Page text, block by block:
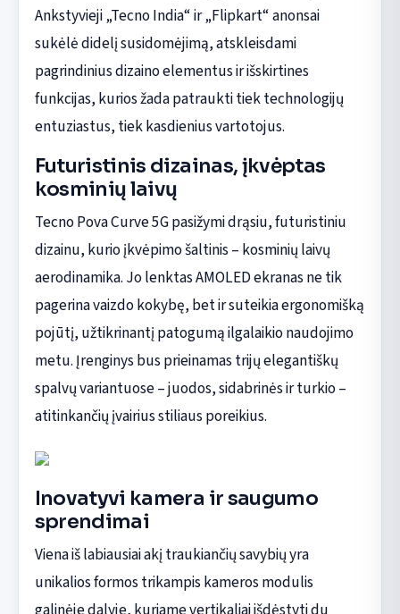
Ankstyvieji „Tecno India“ ir „Flipkart“ anonsai
sukėlė didelį susidomėjimą, atskleisdami
pagrindinius dizaino elementus ir išskirtines
funkcijas, kurios žada patraukti tiek technologijų
entuziastus, tiek kasdienius vartotojus.
Futuristinis dizainas, įkvėptas
kosminių laivų
Tecno Pova Curve 5G pasižymi drąsiu, futuristiniu
dizainu, kurio įkvėpimo šaltinis – kosminių laivų
aerodinamika. Jo lenktas AMOLED ekranas ne tik
pagerina vaizdo kokybę, bet ir suteikia ergonomišką
pojūtį, užtikrinantį patogumą ilgalaikio naudojimo
metu. Įrenginys bus prieinamas trijų elegantiškų
spalvų variantuose – juodos, sidabrinės ir turkio –
atitinkančių įvairius stiliaus poreikius.
Inovatyvi kamera ir saugumo
sprendimai
Viena iš labiausiai akį traukiančių savybių yra
unikalios formos trikampis kameros modulis